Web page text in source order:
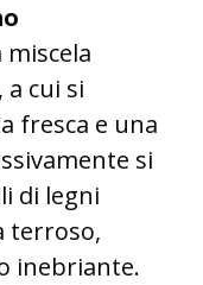
cui si
fresca e una
si
di legni
terroso,
inebriante.